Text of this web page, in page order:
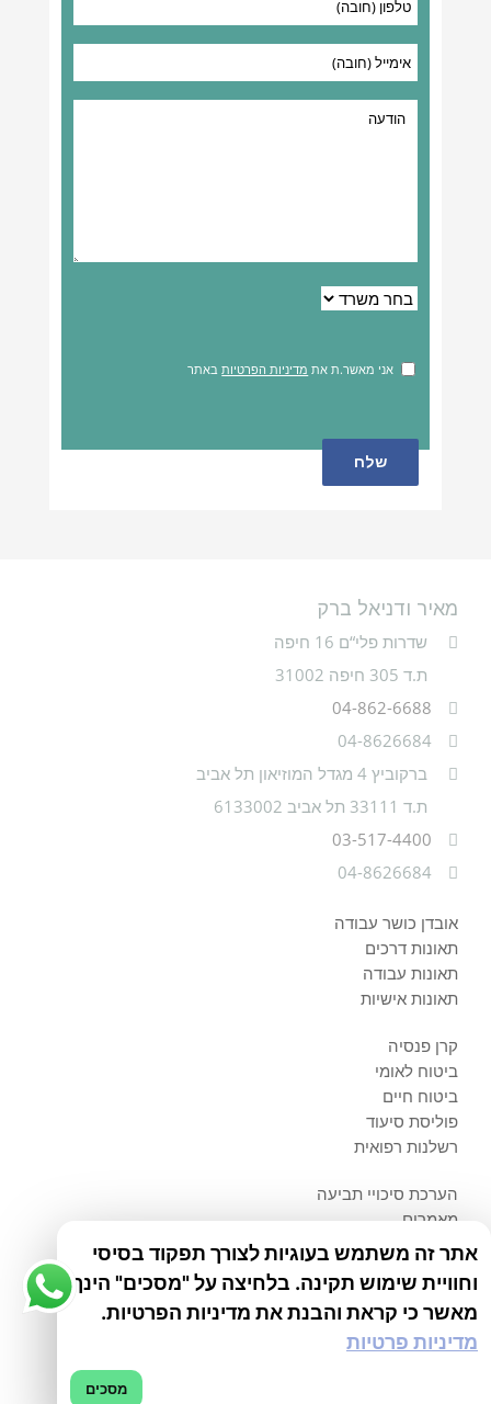
אני מאשר.ת את מדיניות הפרטיותבאתר
מאיר ודניאל ברק
שדרות פלי“ם 16 חיפה
ת.ד 305 חיפה 31002
04-862-6688
04-8626684
ברקוביץ 4 מגדל המוזיאון תל אביב
ת.ד 33111 תל אביב 6133002
03-517-4400
04-8626684
אובדן כושר עבודה
תאונות דרכים
תאונות עבודה
תאונות אישיות
קרן פנסיה
ביטוח לאומי
ביטוח חיים
פוליסת סיעוד
רשלנות רפואית
הערכת סיכויי תביעה
מאמרים
אודותינו
הצהרת נגישות
מפת אתר
מדיניות פרטיות
אתר זה משתמש בעוגיות לצורך תפקוד בסיסי
וחוויית שימוש תקינה. בלחיצה על "מסכים" הינך
מאשר כי קראת והבנת את מדיניות הפרטיות.
מדיניות פרטיות
מסכים